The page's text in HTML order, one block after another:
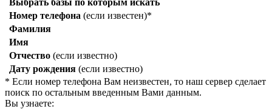
Выбрать базы по которым искать
Номер телефона (если известен)*
Фамилия
Имя
Отчество (если известно)
Дату рождения (если известно)
* Если номер телефона Вам неизвестен, то наш сервер сделает
поиск по остальным введенным Вами данным.
Вы узнаете: